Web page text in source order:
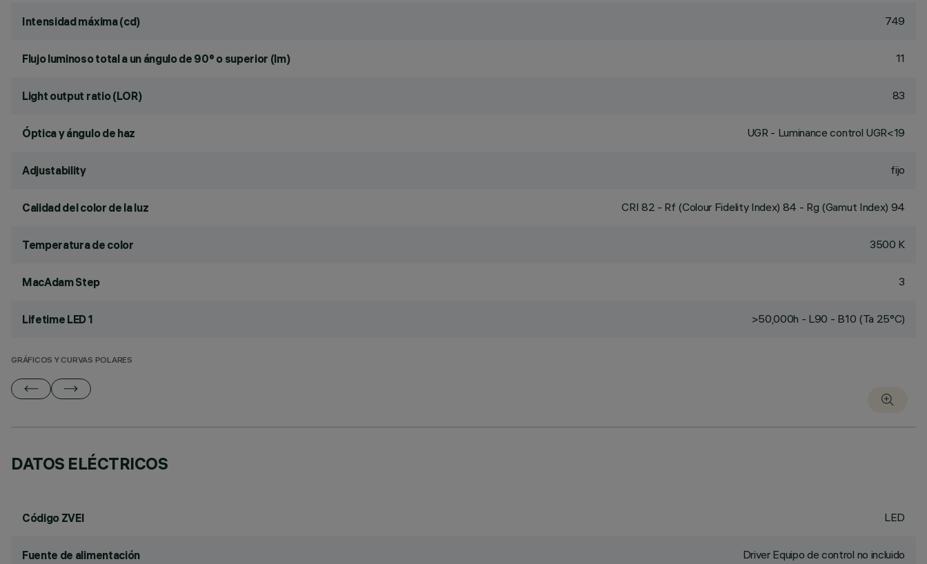
Intensidad máxima (cd) 749
Flujo luminoso total a un ángulo de 90° o superior (lm) 11
Light output ratio (LOR) 83
Óptica y ángulo de haz UGR - Luminance control UGR<19
Adjustability fijo
Calidad del color de la luz CRI 82 - Rf (Colour Fidelity Index) 84 - Rg (Gamut Index) 94
Temperatura de color 3500 K
MacAdam Step 3
Lifetime LED 1 >50,000h - L90 - B10 (Ta 25°C)
GRÁFICOS Y CURVAS POLARES
DATOS ELÉCTRICOS
Código ZVEI LED
Fuente de alimentación Driver Equipo de control no incluido